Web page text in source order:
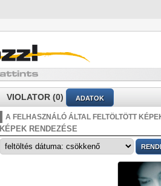
VIOLATOR (0) ADATOK
A FELHASZNÁLÓ ÁLTAL FELTÖLTÖTT
KÉPEK RENDEZÉSE